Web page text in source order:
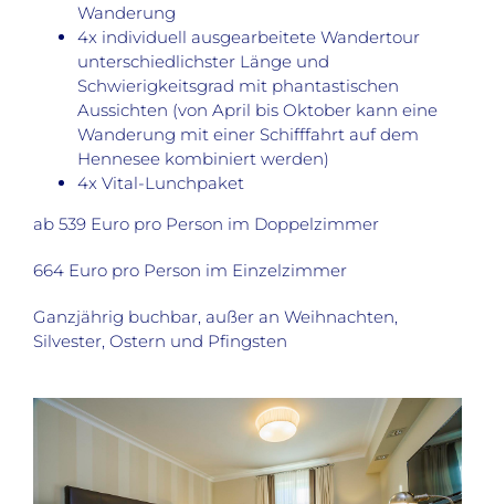
Wanderung
4x individuell ausgearbeitete Wandertour
unterschiedlichster Länge und
Schwierigkeitsgrad mit phantastischen
Aussichten (von April bis Oktober kann eine
Wanderung mit einer Schifffahrt auf dem
Hennesee kombiniert werden)
4x Vital-Lunchpaket
ab 539 Euro pro Person im Doppelzimmer
664 Euro pro Person im Einzelzimmer
Ganzjährig buchbar, außer an Weihnachten,
Silvester, Ostern und Pfingsten